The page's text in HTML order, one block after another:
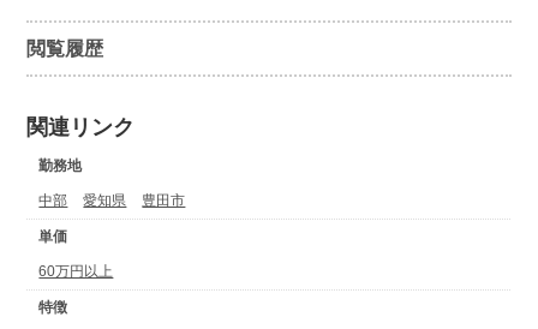
閲覧履歴
関連リンク
勤務地
中部 愛知県 豊田市
単価
60万円以上
特徴